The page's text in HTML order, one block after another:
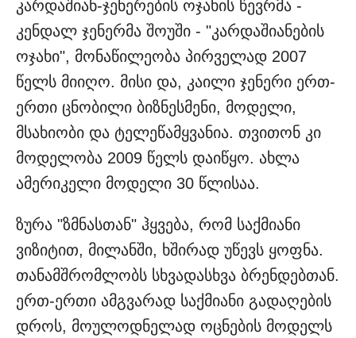
კარდაშიან-ჯენერების ოჯახის წევრმა -
კენდალ ჯენერმა შოუში - "კარდაშიანების
ოჯახი", მონაწილეობა პირველად 2007
წელს მიიღო. მისი და, კაილი ჯენერი ერთ-
ერთი ცნობილი ბიზნესმენი, მოდელი,
მსახიობი და ტელეწამყვანია. თვითონ კი
მოდელობა 2009 წელს დაიწყო. ახლა
ამერიკელი მოდელი 30 წლისაა.
ზურა "ზმნასთან" ჰყვება, რომ საქმიანი
ვიზიტით, მილანში, ხშირად უწევს ყოფნა.
თანამშრომლობს სხვადასხვა ბრენდებთან.
ერთ-ერთი ამგვარად საქმიანი გადაღების
დროს, მოულოდნელად ოცნების მოდელს